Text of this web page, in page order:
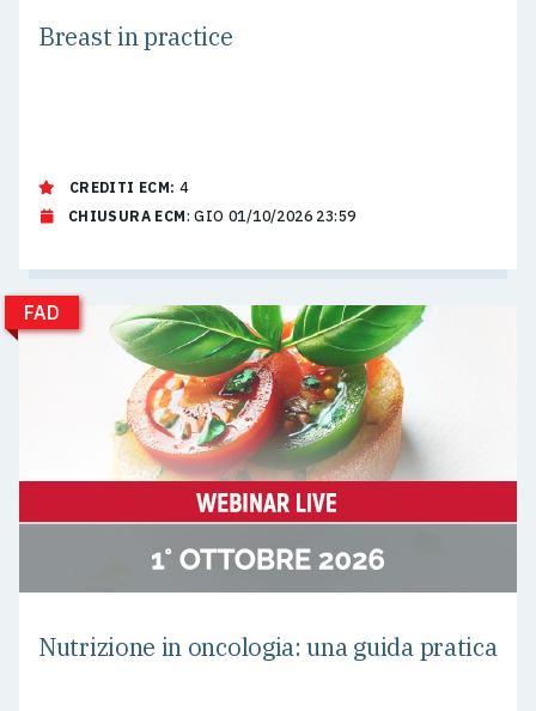
Breast in practice
CREDITI ECM: 4
CHIUSURA ECM: GIO 01/10/2026 23:59
FAD
Nutrizione in oncologia: una guida pratica